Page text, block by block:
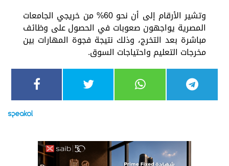
وتشير الأرقام إلى أن نحو 60% من خريجي الجامعات
المصرية يواجهون صعوبات في الحصول على وظائف
مباشرة بعد التخرج، وذلك نتيجة فجوة المهارات بين
مخرجات التعليم واحتياجات السوق.